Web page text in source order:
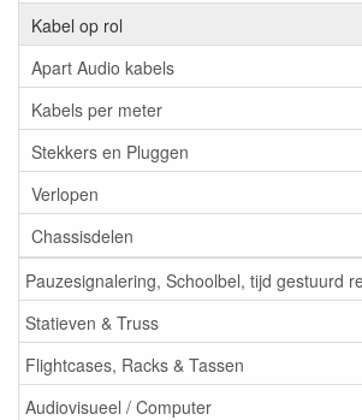
Kabel op rol
Apart Audio kabels
Kabels per meter
Stekkers en Pluggen
Verlopen
Chassisdelen
Pauzesignalering, Schoolbel, tijd gestuurd
Statieven & Truss
Flightcases, Racks & Tassen
Audiovisueel / Computer